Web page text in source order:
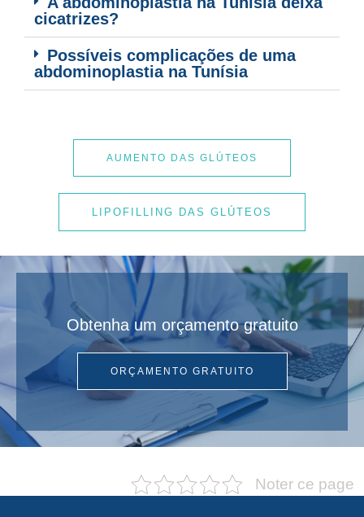
cicatrizes?
Possíveis complicações de uma
abdominoplastia na Tunísia
AUMENTO DAS GLÚTEOS
LIPOFILLING DAS GLÚTEOS
Obtenha um orçamento gratuito
ORÇAMENTO GRATUITO
Noter ce page